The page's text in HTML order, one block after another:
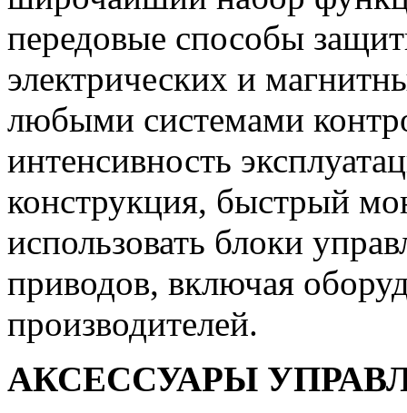
передовые способы
электрических и
любыми системами
интенсивность
конструкция, быстрый
использовать блоки
приводов, включая
производителей.
АКСЕССУАРЫ